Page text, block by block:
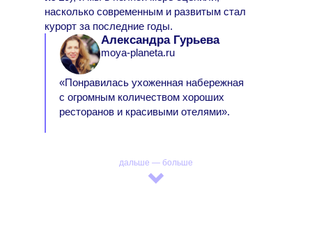
насколько современным и развитым стал
курорт за последние годы.
Александра Гурьева
moya-planeta.ru
«Понравилась ухоженная набережная
с огромным количеством хороших
ресторанов и красивыми отелями».
дальше — больше